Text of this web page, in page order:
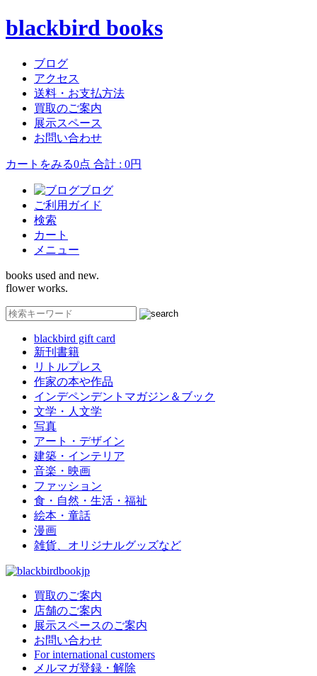
blackbird books
ブログ
アクセス
送料・お支払方法
買取のご案内
展示スペース
お問い合わせ
カートをみる0点 合計 : 0円
ブログ
ご利用ガイド
検索
カート
メニュー
books used and new.
flower works.
blackbird gift card
新刊書籍
リトルプレス
作家の本や作品
インデペンデントマガジン＆ブック
文学・人文学
写真
アート・デザイン
建築・インテリア
音楽・映画
ファッション
食・自然・生活・福祉
絵本・童話
漫画
雑貨、オリジナルグッズなど
買取のご案内
店舗のご案内
展示スペースのご案内
お問い合わせ
For international customers
メルマガ登録・解除